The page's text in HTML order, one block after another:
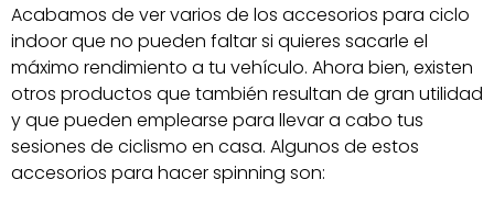
Acabamos de ver varios de los accesorios para ciclo
indoor que no pueden faltar si quieres sacarle el
máximo rendimiento a tu vehículo. Ahora bien, existen
otros productos que también resultan de gran utilidad
y que pueden emplearse para llevar a cabo tus
sesiones de ciclismo en casa. Algunos de estos
accesorios para hacer spinning son: